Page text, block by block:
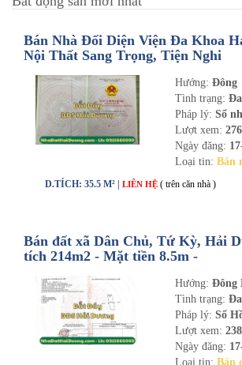
Bán Nhà Đối Diện Viện Đa Khoa
Nội Thất Sang Trọng, Tiện Nghi
Hướng: Đông
Tình trạng:
Pháp lý: Sổ
Lượt xem:
Ngày đăng:
Loại tin: Bán
D.TÍCH: 35.5 M² | LIÊN HỆ ( trên căn nhà )
Bán đất xã Dân Chủ, Tứ Kỳ, Hải
tích 214m2 - Mặt tiền 8.5m -
Hướng: Đông
Tình trạng:
Pháp lý: Sổ
Lượt xem:
Ngày đăng:
Loại tin: Bán